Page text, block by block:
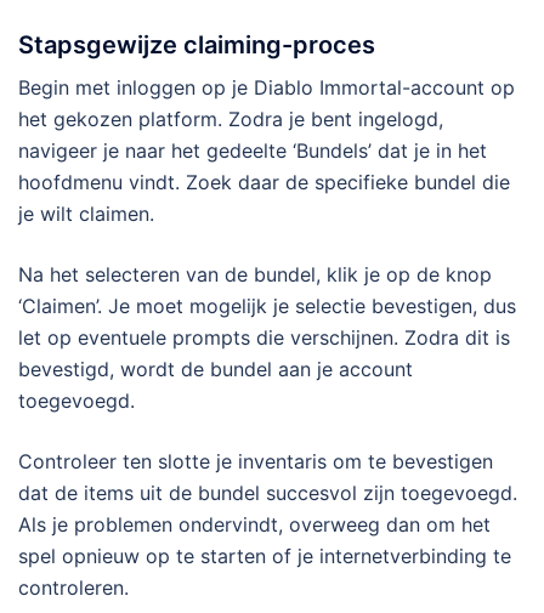
Stapsgewijze claiming-proces
Begin met inloggen op je Diablo Immortal-account op
het gekozen platform. Zodra je bent ingelogd,
navigeer je naar het gedeelte ‘Bundels’ dat je in het
hoofdmenu vindt. Zoek daar de specifieke bundel die
je wilt claimen.
Na het selecteren van de bundel, klik je op de knop
‘Claimen’. Je moet mogelijk je selectie bevestigen, dus
let op eventuele prompts die verschijnen. Zodra dit is
bevestigd, wordt de bundel aan je account
toegevoegd.
Controleer ten slotte je inventaris om te bevestigen
dat de items uit de bundel succesvol zijn toegevoegd.
Als je problemen ondervindt, overweeg dan om het
spel opnieuw op te starten of je internetverbinding te
controleren.